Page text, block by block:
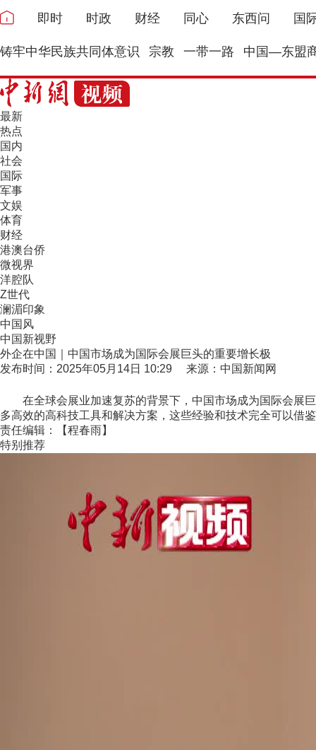
即时 时政 财经 同心 东西问 国
铸牢中华民族共同体意识 宗教 一带一路 中国—东盟
最新
热点
国内
社会
国际
军事
文娱
体育
财经
港澳台侨
微视界
洋腔队
Z世代
澜湄印象
中国风
中国新视野
外企在中国｜中国市场成为国际会展巨头的重要增长极
发布时间：2025年05月14日 10:29 来源：中国新闻网
在全球会展业加速复苏的背景下，中国市场成为国际会展巨
多高效的高科技工具和解决方案，这些经验和技术完全可以借
责任编辑：【程春雨】
特别推荐